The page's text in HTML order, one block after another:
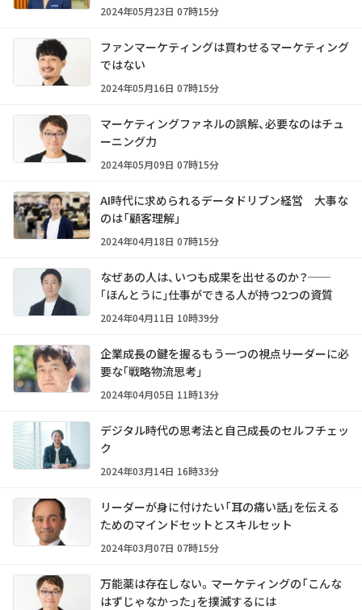
2024年05月23日 07時15分
ファンマーケティングは買わせるマーケティング
ではない
2024年05月16日 07時15分
マーケティングファネルの誤解、必要なのはチュ
ーニング力
2024年05月09日 07時15分
AI時代に求められるデータドリブン経営 大事な
のは「顧客理解」
2024年04月18日 07時15分
なぜあの人は、いつも成果を出せるのか？──
｢ほんとうに｣仕事ができる人が持つ2つの資質
2024年04月11日 10時39分
企業成長の鍵を握るもう一つの視点――リーダーに必
要な｢戦略物流思考｣
2024年04月05日 11時13分
デジタル時代の思考法と自己成長のセルフチェッ
ク
2024年03月14日 16時33分
リーダーが身に付けたい「耳の痛い話」を伝える
ためのマインドセットとスキルセット
2024年03月07日 07時15分
万能薬は存在しない。マーケティングの「こんな
はずじゃなかった」を撲滅するには